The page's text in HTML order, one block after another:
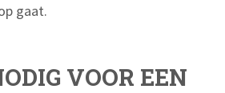
gaat.
VOOR EEN